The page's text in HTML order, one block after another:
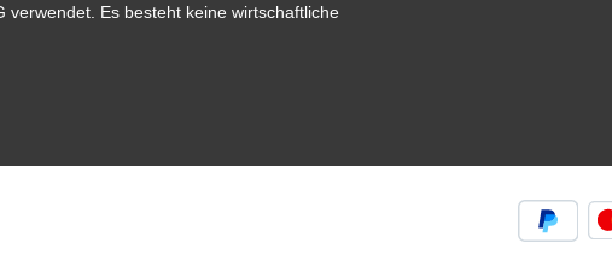
Es besteht keine wirtschaftliche